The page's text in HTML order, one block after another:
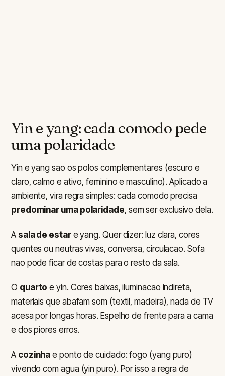
Yin e yang: cada comodo pede
uma polaridade
Yin e yang sao os polos complementares (escuro e
claro, calmo e ativo, feminino e masculino). Aplicado a
ambiente, vira regra simples: cada comodo precisa
predominar uma polaridade, sem ser exclusivo dela.
A sala de estare yang. Quer dizer: luz clara, cores
quentes ou neutras vivas, conversa, circulacao. Sofa
nao pode ficar de costas para o resto da sala.
O quarto e yin. Cores baixas, iluminacao indireta,
materiais que abafam som (textil, madeira), nada de TV
acesa por longas horas. Espelho de frente para a cama
e dos piores erros.
A cozinha e ponto de cuidado: fogo (yang puro)
vivendo com agua (yin puro). Por isso a regra de